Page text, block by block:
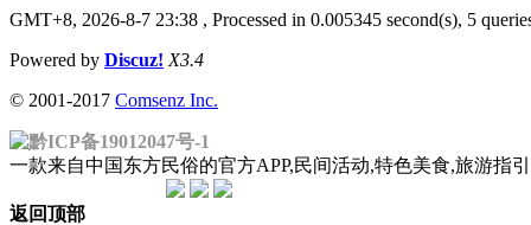
GMT+8, 2026-8-7 23:38 , Processed in 0.005345 second(s), 5
Powered by Discuz! X3.4
© 2001-2017 Comsenz Inc.
黔ICP备19012047号-1
一款来自中国东方民俗的官方APP,民间活动,特色美食,旅游
返回顶部